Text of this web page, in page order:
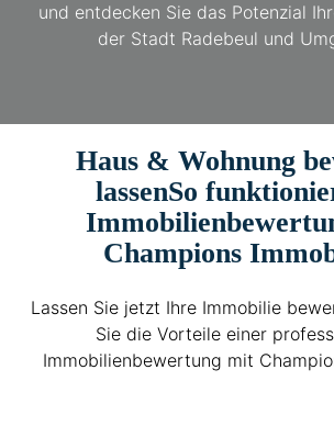
und entdecken Sie das Potenzial
der Stadt Radebeul und
Haus & Wohnung
lassenSo
Champions
Lassen Sie jetzt Ihre Immobilie
Sie die Vorteile einer
Immobilienbewertung mit